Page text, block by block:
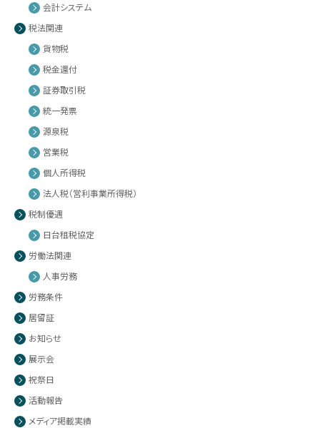
会計システム
税法関連
貨物税
税金還付
証券取引税
統一発票
源泉税
営業税
個人所得税
法人税（営利事業所得税）
税制優遇
日台租税協定
労働法関連
人事労務
労務条件
居留証
お知らせ
展示会
祝祭日
活動報告
メディア掲載実績